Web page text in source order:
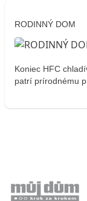
RODINNÝ DOM
Koniec HFC
patrí prírodnému